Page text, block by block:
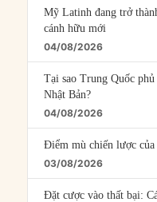
Mỹ Latinh đang trở
cánh hữu mới
04/08/2026
Tại sao Trung Quốc
Nhật Bản?
04/08/2026
Điểm mù chiến lược
03/08/2026
Đặt cược vào thất bại: